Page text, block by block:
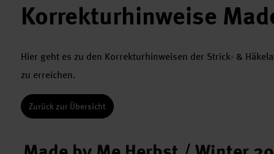
Korrekturhinweise
Hier geht es zu den Korrekturhinweisen der Strick- &
zu erreichen.
Zurück zur Übersicht